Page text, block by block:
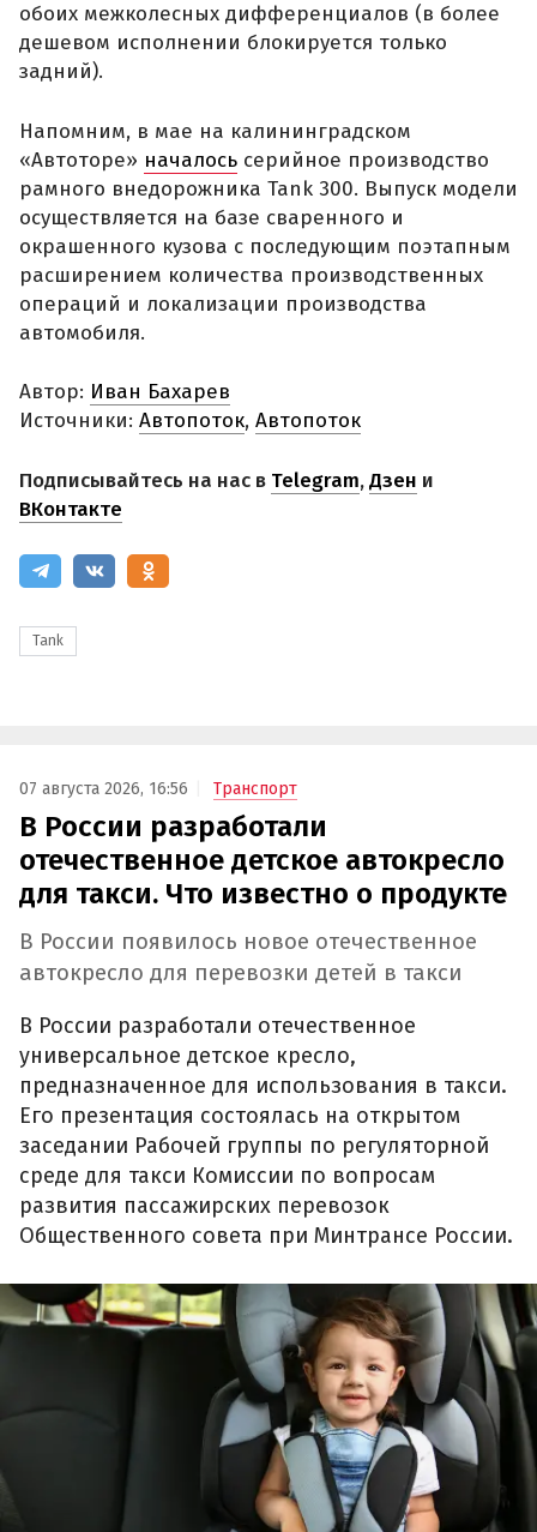
обоих межколесных дифференциалов (в более
дешевом исполнении блокируется только
задний).
Напомним, в мае на калининградском
«Автоторе» началось серийное производство
рамного внедорожника Tank 300. Выпуск модели
осуществляется на базе сваренного и
окрашенного кузова с последующим поэтапным
расширением количества производственных
операций и локализации производства
автомобиля.
Автор: Иван Бахарев
Источники: Автопоток, Автопоток
Подписывайтесь на нас в Telegram,Дзен и
ВКонтакте
Tank
07 августа 2026, 16:56 Транспорт
В России разработали
отечественное детское автокресло
для такси. Что известно о продукте
В России появилось новое отечественное
автокресло для перевозки детей в такси
В России разработали отечественное
универсальное детское кресло,
предназначенное для использования в такси.
Его презентация состоялась на открытом
заседании Рабочей группы по регуляторной
среде для такси Комиссии по вопросам
развития пассажирских перевозок
Общественного совета при Минтрансе России.